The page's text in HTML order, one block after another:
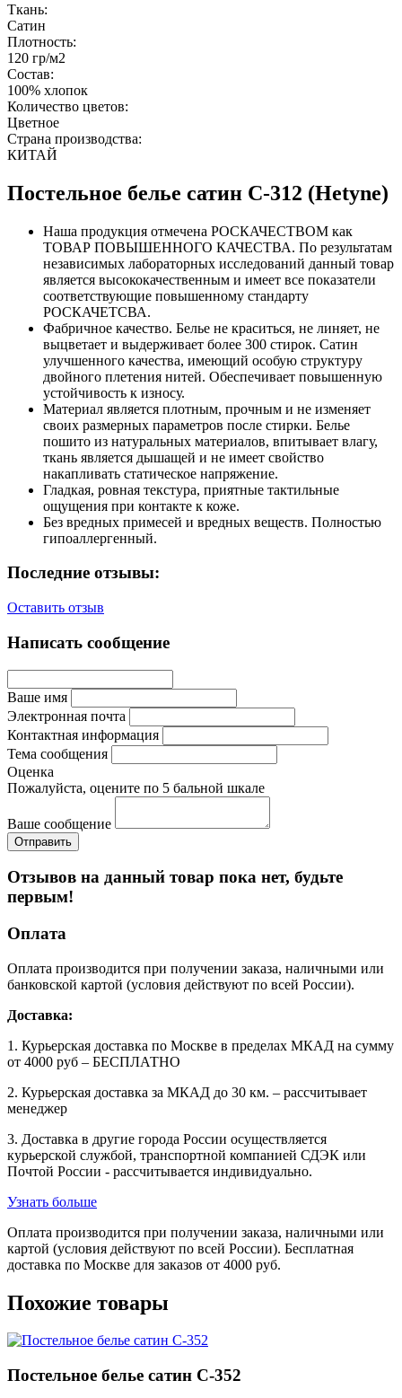
Ткань:
Сатин
Плотность:
120 гр/м2
Состав:
100% хлопок
Количество цветов:
Цветное
Страна производства:
КИТАЙ
Постельное белье сатин С-312 (Hetyne)
Наша продукция отмечена РОСКАЧЕСТВОМ как
ТОВАР ПОВЫШЕННОГО КАЧЕСТВА. По результатам
независимых лабораторных исследований данный товар
является высококачественным и имеет все показатели
соответствующие повышенному стандарту
РОСКАЧЕТСВА.
Фабричное качество. Белье не краситься, не линяет, не
выцветает и выдерживает более 300 стирок. Сатин
улучшенного качества, имеющий особую структуру
двойного плетения нитей. Обеспечивает повышенную
устойчивость к износу.
Материал является плотным, прочным и не изменяет
своих размерных параметров после стирки. Белье
пошито из натуральных материалов, впитывает влагу,
ткань является дышащей и не имеет свойство
накапливать статическое напряжение.
Гладкая, ровная текстура, приятные тактильные
ощущения при контакте к коже.
Без вредных примесей и вредных веществ. Полностью
гипоаллергенный.
Последние отзывы:
Оставить отзыв
Написать сообщение
Ваше имя
Электронная почта
Контактная информация
Тема сообщения
Оценка
Пожалуйста, оцените по 5 бальной шкале
Ваше сообщение
Отзывов на данный товар пока нет, будьте
первым!
Оплата
Оплата производится при получении заказа, наличными или
банковской картой (условия действуют по всей России).
Доставка:
1. Курьерская доставка по Москве в пределах МКАД на сумму
от 4000 руб – БЕСПЛАТНО
2. Курьерская доставка за МКАД до 30 км. – рассчитывает
менеджер
3. Доставка в другие города России осуществляется
курьерской службой, транспортной компанией СДЭК или
Почтой России - рассчитывается индивидуально.
Узнать больше
Оплата производится при получении заказа, наличными или
картой (условия действуют по всей России). Бесплатная
доставка по Москве для заказов от 4000 руб.
Похожие товары
Постельное белье сатин С-352